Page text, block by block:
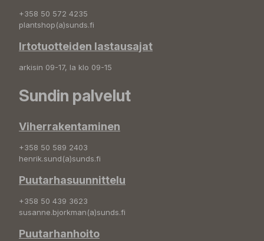
+358 50 572 4235
plantshop(a)sunds.fi
Irtotuotteiden lastausajat
arkisin 09-17, la klo 09-15
Sundin palvelut
Viherrakentaminen
+358 50 589 2403
henrik.sund(a)sunds.fi
Puutarhasuunnittelu
+358 50 439 3623
susanne.bjorkman(a)sunds.fi
Puutarhanhoito